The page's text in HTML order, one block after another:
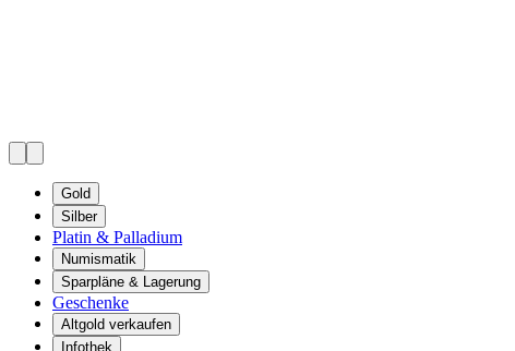
Gold
Silber
Platin & Palladium
Numismatik
Sparpläne & Lagerung
Geschenke
Altgold verkaufen
Infothek